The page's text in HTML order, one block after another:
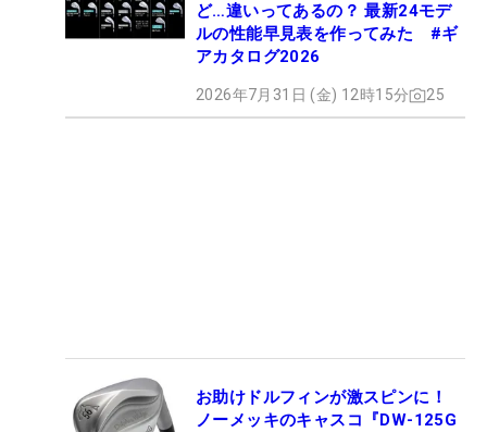
ど…違いってあるの？ 最新24モデ
ルの性能早見表を作ってみた #ギ
アカタログ2026
2026年7月31日 (金) 12時15分 25
お助けドルフィンが激スピンに！
ノーメッキのキャスコ『DW-125G